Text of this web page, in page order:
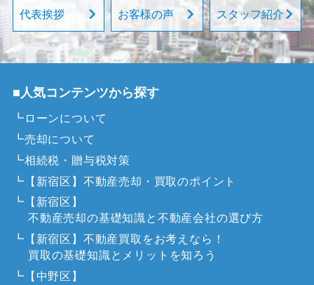
代表挨拶 お客様の声 スタッフ紹介
■人気コンテンツから探す
┗ローンについて
┗売却について
┗相続税・贈与税対策
┗【新宿区】不動産売却・買取のポイント
┗【新宿区】
不動産売却の基礎知識と不動産会社の選び方
┗【新宿区】不動産買取をお考えなら！
買取の基礎知識とメリットを知ろう
┗【中野区】